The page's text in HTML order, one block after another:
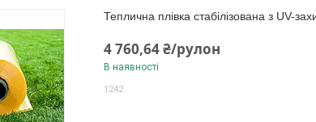
Теплична плівка стабілізована з UV-
4 760,64 ₴/рулон
В наявності
1242